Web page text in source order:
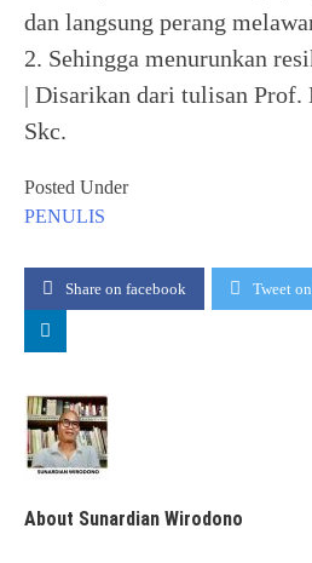
dan langsung perang
2. Sehingga menurunkan
| Disarikan dari tulisan Prof.
Skc.
Posted Under
PENULIS
Share on facebook Tweet
About Sunardian Wirodono